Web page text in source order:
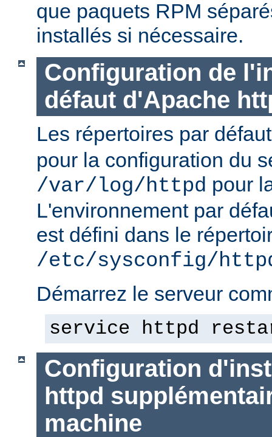
que paquets RPM
installés si nécessaire.
Configuration de
défaut d'Apache
Les répertoires par
pour la configuration du
/var/log/httpd pour
L'environnement par
est défini dans le
/etc/sysconfig/
Démarrez le serveur
service httpd
Configuration
httpd
machine